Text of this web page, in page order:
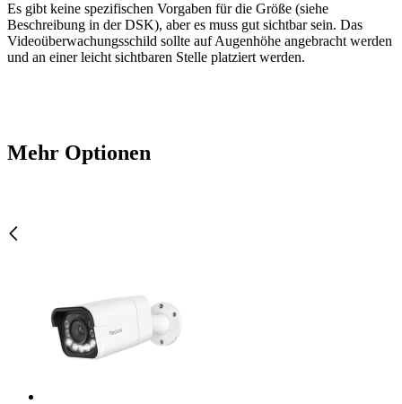
Es gibt keine spezifischen Vorgaben für die Größe (siehe
Beschreibung in der DSK), aber es muss gut sichtbar sein. Das
Videoüberwachungsschild sollte auf Augenhöhe angebracht werden
und an einer leicht sichtbaren Stelle platziert werden.
Mehr Optionen